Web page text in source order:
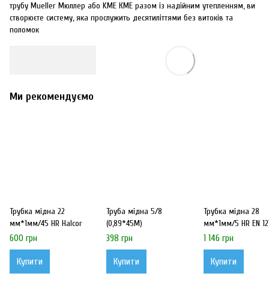
трубу Mueller Мюллер або KME КМЕ разом із надійним утепленням, ви
створюєте систему, яка прослужить десятиліттями без витоків та
поломок
Ми рекомендуємо
Трубка мідна 22
мм*1мм/45 HR Halcor
600 грн
Купити
Труба мідна 5/8
(0,89*45М)
398 грн
Купити
Трубка мідна 28
мм*1мм/5 HR EN
1 146 грн
Купити